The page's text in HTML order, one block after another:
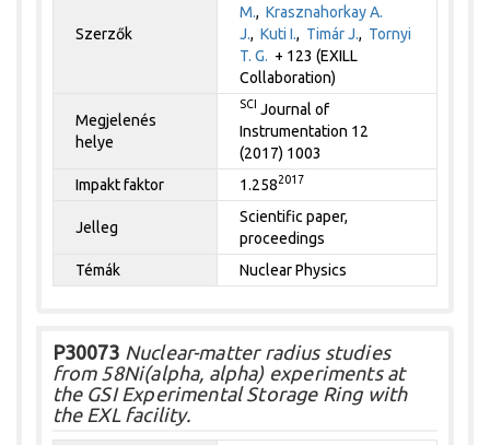
Szerzők
M., Krasznahorkay A.
J., Kuti I., Timár J., Tornyi
T. G. + 123 (EXILL
Collaboration)
Megjelenés
helye
SCI Journal of
Instrumentation 12
(2017) 1003
Impakt faktor
1.2582017
Jelleg
Scientific paper,
proceedings
Témák
Nuclear Physics
P30073 Nuclear-matter radius studies
from 58Ni(alpha, alpha) experiments at
the GSI Experimental Storage Ring with
the EXL facility.